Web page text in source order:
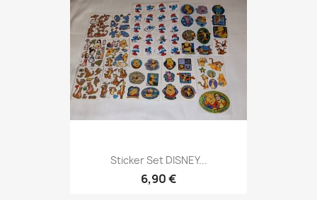
Sticker Set DISNEY...
6,90 €